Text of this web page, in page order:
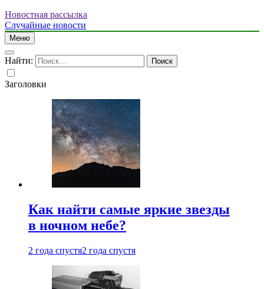
Новостная рассылка
Случайные новости
Меню
Найти:
Заголовки
Как найти самые яркие звезды
в ночном небе?
2 года спустя2 года спустя